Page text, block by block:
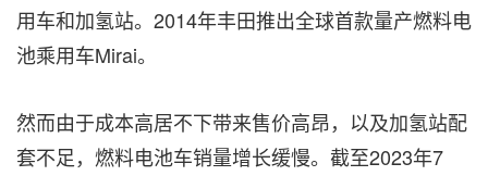
用车和加氢站。2014年丰田推出全球首款量产燃料电
池乘用车Mirai。
然而由于成本高居不下带来售价高昂，以及加氢站配
套不足，燃料电池车销量增长缓慢。截至2023年7